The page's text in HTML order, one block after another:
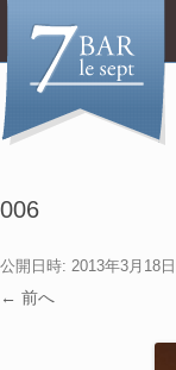
006
公開日時: 2013年3月18日
← 前へ